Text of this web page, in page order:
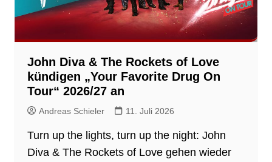
John Diva & The Rockets of Love
kündigen „Your Favorite Drug On
Tour“ 2026/27 an
Andreas Schieler 11. Juli 2026
Turn up the lights, turn up the night: John
Diva & The Rockets of Love gehen wieder